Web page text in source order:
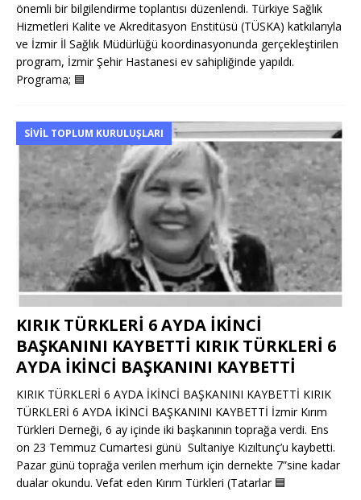
önemli bir bilgilendirme toplantısı düzenlendi. Türkiye Sağlık
Hizmetleri Kalite ve Akreditasyon Enstitüsü (TÜSKA) katkılarıyla
ve İzmir İl Sağlık Müdürlüğü koordinasyonunda gerçekleştirilen
program, İzmir Şehir Hastanesi ev sahipliğinde yapıldı.
Programa; 🟦
SIVIL TOPLUM KURULUŞLARI
KIRIK TÜRKLERİ 6 AYDA İKİNCİ
BAŞKANINI KAYBETTİ KIRIK TÜRKLERİ 6
AYDA İKİNCİ BAŞKANINI KAYBETTİ
KIRIK TÜRKLERİ 6 AYDA İKİNCİ BAŞKANINI KAYBETTİ KIRIK
TÜRKLERİ 6 AYDA İKİNCİ BAŞKANINI KAYBETTİ İzmir Kırım
Türkleri Derneği, 6 ay içinde iki başkanının toprağa verdi. Ens
on 23 Temmuz Cumartesi günü Sultaniye Kızıltunç’u kaybetti.
Pazar günü toprağa verilen merhum için dernekte 7”sine kadar
dualar okundu. Vefat eden Kırım Türkleri (Tatarlar 🟦